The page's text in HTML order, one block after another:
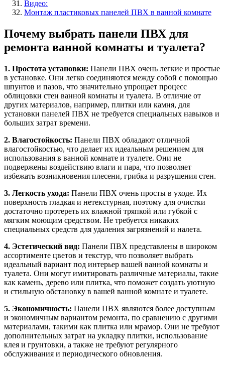
Видео:
Монтаж пластиковых панелей ПВХ в ванной комнате
Почему выбрать панели ПВХ для
ремонта ванной комнаты и туалета?
1. Простота установки: Панели ПВХ очень легкие и простые
в установке. Они легко соединяются между собой с помощью
шпунтов и пазов, что значительно упрощает процесс
облицовки стен ванной комнаты и туалета. В отличие от
других материалов, например, плитки или камня, для
установки панелей ПВХ не требуется специальных навыков и
больших затрат времени.
2. Влагостойкость: Панели ПВХ обладают отличной
влагостойкостью, что делает их идеальным решением для
использования в ванной комнате и туалете. Они не
подвержены воздействию влаги и пара, что позволяет
избежать возникновения плесени, грибка и разрушения стен.
3. Легкость ухода: Панели ПВХ очень просты в уходе. Их
поверхность гладкая и нетекстурная, поэтому для очистки
достаточно протереть их влажной тряпкой или губкой с
мягким моющим средством. Не требуется никаких
специальных средств для удаления загрязнений и налета.
4. Эстетический вид: Панели ПВХ представлены в широком
ассортименте цветов и текстур, что позволяет выбрать
идеальный вариант под интерьер вашей ванной комнаты и
туалета. Они могут имитировать различные материалы, такие
как камень, дерево или плитка, что поможет создать уютную
и стильную обстановку в вашей ванной комнате и туалете.
5. Экономичность: Панели ПВХ являются более доступным
и экономичным вариантом ремонта, по сравнению с другими
материалами, такими как плитка или мрамор. Они не требуют
дополнительных затрат на укладку плитки, использование
клея и грунтовки, а также не требуют регулярного
обслуживания и периодического обновления.